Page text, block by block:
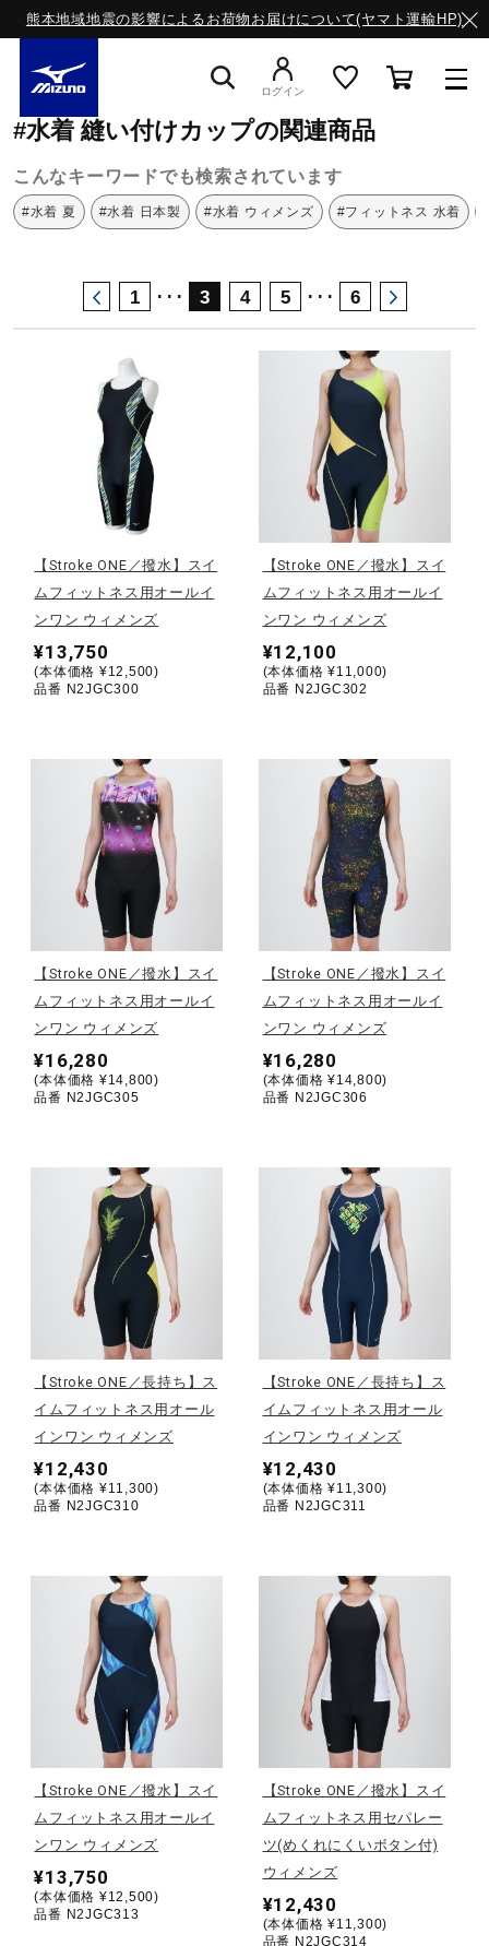
熊本地域地震の影響によるお荷物お届けについて(ヤマト運輸HP)
ライフスタイルウエア
ランニング
サッカー／フットサル
トレーニング
ゴルフ
バレーボール
テニス／ソフトテニス
バドミントン
陸上競技
ソフトボール
柔道
ウィンタースポーツ
ワーキング
ウォーキングシューズ
ライフスタイルグッズ
インナー
寝具／ミズノスリープ
アウトドア／レイン
サポーター
ログイン
ミズノ公式オンライン 縫い付けカップ
#水着 縫い付けカップの関連商品
こんなキーワードでも検索されています
#水着 夏 #水着 日本製 #水着 ウィメンズ #フィットネス 水着
1 ･･･ 3 4 5 ･･･ 6
【Stroke ONE／撥水】スイ
ムフィットネス用オールイ
ンワン ウィメンズ
¥13,750
(本体価格 ¥12,500)
品番 N2JGC300
【Stroke ONE／撥水】スイ
ムフィットネス用オールイ
ンワン ウィメンズ
¥12,100
(本体価格 ¥11,000)
品番 N2JGC302
【Stroke ONE／撥水】スイ
ムフィットネス用オールイ
ンワン ウィメンズ
¥16,280
(本体価格 ¥14,800)
品番 N2JGC305
【Stroke ONE／撥水】スイ
ムフィットネス用オールイ
ンワン ウィメンズ
¥16,280
(本体価格 ¥14,800)
品番 N2JGC306
【Stroke ONE／長持ち】ス
イムフィットネス用オール
インワン ウィメンズ
¥12,430
(本体価格 ¥11,300)
品番 N2JGC310
【Stroke ONE／長持ち】ス
イムフィットネス用オール
インワン ウィメンズ
¥12,430
(本体価格 ¥11,300)
品番 N2JGC311
【Stroke ONE／撥水】スイ
ムフィットネス用オールイ
ンワン ウィメンズ
¥13,750
(本体価格 ¥12,500)
品番 N2JGC313
【Stroke ONE／撥水】スイ
ムフィットネス用セパレー
ツ(めくれにくいボタン付)
ウィメンズ
¥12,430
(本体価格 ¥11,300)
品番 N2JGC314